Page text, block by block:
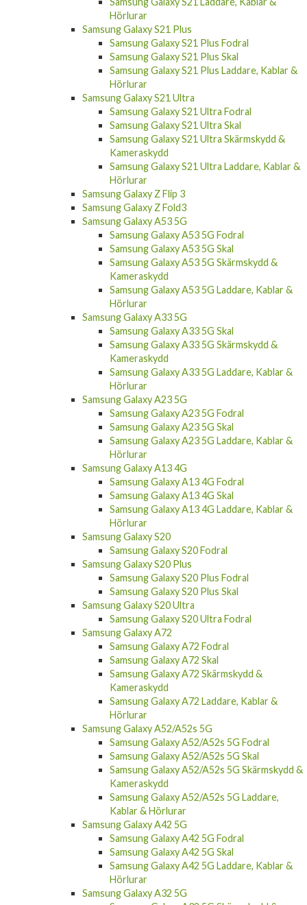
Hörlurar
Samsung Galaxy S21 Plus
Samsung Galaxy S21 Plus Fodral
Samsung Galaxy S21 Plus Skal
Samsung Galaxy S21 Plus Laddare, Kablar &
Hörlurar
Samsung Galaxy S21 Ultra
Samsung Galaxy S21 Ultra Fodral
Samsung Galaxy S21 Ultra Skal
Samsung Galaxy S21 Ultra Skärmskydd &
Kameraskydd
Samsung Galaxy S21 Ultra Laddare, Kablar &
Hörlurar
Samsung Galaxy Z Flip 3
Samsung Galaxy Z Fold3
Samsung Galaxy A53 5G
Samsung Galaxy A53 5G Fodral
Samsung Galaxy A53 5G Skal
Samsung Galaxy A53 5G Skärmskydd &
Kameraskydd
Samsung Galaxy A53 5G Laddare, Kablar &
Hörlurar
Samsung Galaxy A33 5G
Samsung Galaxy A33 5G Skal
Samsung Galaxy A33 5G Skärmskydd &
Kameraskydd
Samsung Galaxy A33 5G Laddare, Kablar &
Hörlurar
Samsung Galaxy A23 5G
Samsung Galaxy A23 5G Fodral
Samsung Galaxy A23 5G Skal
Samsung Galaxy A23 5G Laddare, Kablar &
Hörlurar
Samsung Galaxy A13 4G
Samsung Galaxy A13 4G Fodral
Samsung Galaxy A13 4G Skal
Samsung Galaxy A13 4G Laddare, Kablar &
Hörlurar
Samsung Galaxy S20
Samsung Galaxy S20 Fodral
Samsung Galaxy S20 Plus
Samsung Galaxy S20 Plus Fodral
Samsung Galaxy S20 Plus Skal
Samsung Galaxy S20 Ultra
Samsung Galaxy S20 Ultra Fodral
Samsung Galaxy A72
Samsung Galaxy A72 Fodral
Samsung Galaxy A72 Skal
Samsung Galaxy A72 Skärmskydd &
Kameraskydd
Samsung Galaxy A72 Laddare, Kablar &
Hörlurar
Samsung Galaxy A52/A52s 5G
Samsung Galaxy A52/A52s 5G Fodral
Samsung Galaxy A52/A52s 5G Skal
Samsung Galaxy A52/A52s 5G Skärmskydd &
Kameraskydd
Samsung Galaxy A52/A52s 5G Laddare,
Kablar & Hörlurar
Samsung Galaxy A42 5G
Samsung Galaxy A42 5G Fodral
Samsung Galaxy A42 5G Skal
Samsung Galaxy A42 5G Laddare, Kablar &
Hörlurar
Samsung Galaxy A32 5G